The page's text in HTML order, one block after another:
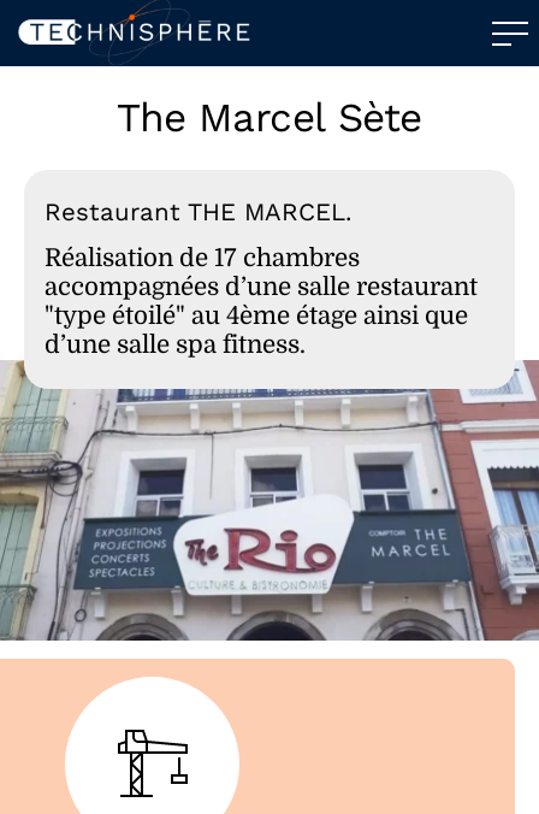
The Marcel Sète
Restaurant THE MARCEL.
Réalisation de 17 chambres
accompagnées d’une salle restaurant
"type étoilé" au 4ème étage ainsi que
d’une salle spa fitness.